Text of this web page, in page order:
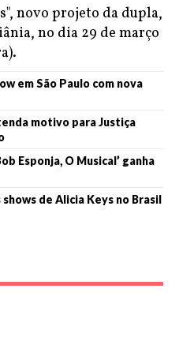
novo projeto da dupla,
no dia 29 de março
em São Paulo com nova
motivo para Justiça
Esponja, O Musical’ ganha
de Alicia Keys no Brasil